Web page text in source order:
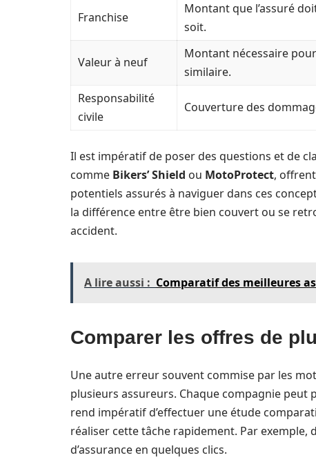
Franchise
Montant que l’assuré
soit.
Valeur à neuf
Montant nécessaire
similaire.
Responsabilité
civile
Couverture des
Il est impératif de poser des questions et de
comme Bikers’ Shield ou MotoProtect,
potentiels assurés à naviguer dans ces
la différence entre être bien couvert ou se
accident.
A lire aussi : Comparatif des meilleures
Comparer les offres de
Une autre erreur souvent commise par les
plusieurs assureurs. Chaque compagnie
rend impératif d’effectuer une étude
réaliser cette tâche rapidement. Par
d’assurance en quelques clics.